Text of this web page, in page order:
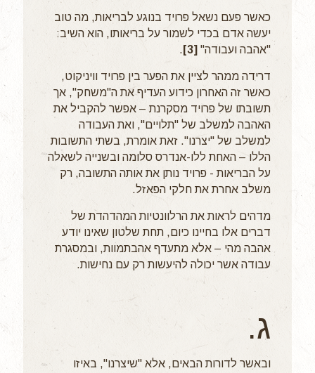
כאשר פעם נשאל פרויד בנוגע לבריאות, מה טוב
יעשה אדם בכדי לשמור על בריאותו, הוא השיב:
"אהבה ועבודה" [3]
.
דרידה ממהר לציין את הפער בין פרויד וויניקוט,
כאשר זה האחרון כידוע העדיף את ה"משחק", אך
תשובתו של פרויד מסקרנת – אפשר להקביל את
האהבה למשלב של "תלויים", ואת העבודה
למשלב של "יצרנו". זאת אומרת, בשתי התשובות
הללו – האחת ללו-אנדרס סלומה ובשנייה לשאלה
על הבריאות - פרויד נותן את אותה התשובה, רק
משלב אחרת את חלקי הפאזל.
מדהים לראות את הרלוונטיות המהדהדת של
דברים אלו בחיינו כיום, תחת שלטון שאינו יודע
אהבה מהי – אלא מתעדף אהבתמוות, ובמסגרת
עבודה אשר יכולה להיעשות רק עם נחישות.
ג.
ובאשר לדורות הבאים, אלא "שיצרנו", באיזו